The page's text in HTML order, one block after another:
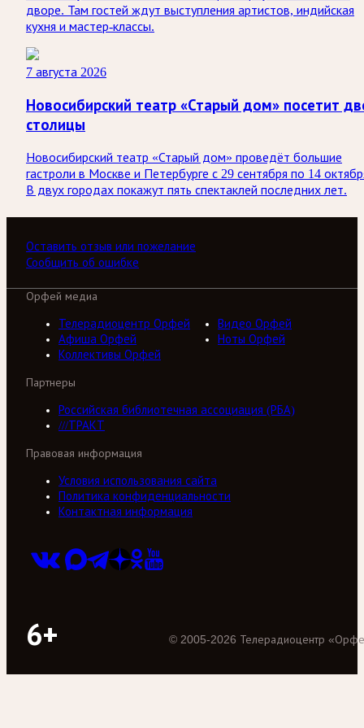
дворе. Там гостей ждут выступления артистов, индийская
кухня и мастер-классы.
7 августа 2026
Новосибирский театр «Старый дом» посетит
столицы
Новосибирский театр «Старый дом» проведёт большие
гастроли в Москве и Петербурге с 29 сентября по 14
В двух городах покажут пять спектаклей последних лет.
Оставить отзыв или пожелание
Сообщить об ошибке
Орфей медиа
Телерадиоцентр Орфей
Видео Орфей
Афиша Орфей
Ноты Орфей
Коллективы Орфей
Партнеры
Российская библиотечная ассоциация (РБА)
///ТРАКТ
Правовая информация
Условия использования сайта
Политика конфиденциальности
Контактная информация
6+ © 2005-2026 Телерадиоцентр